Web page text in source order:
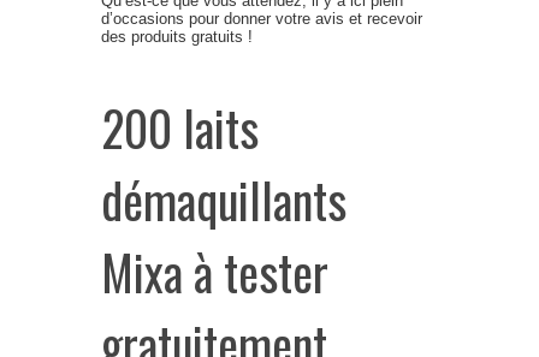
d’occasions pour donner votre avis et recevoir
des produits gratuits !
200 laits
démaquillants
Mixa à tester